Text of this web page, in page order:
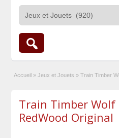
Accueil » Jeux et Jouets » Train Timber
Train Timber Wolf
RedWood Original